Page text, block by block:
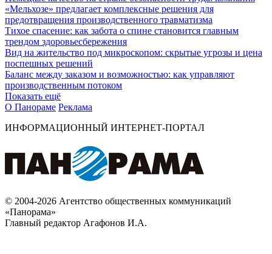
«Мельхозе» предлагает комплексные решения для
предотвращения производственного травматизма
Тихое спасение: как забота о спине становится главным
трендом здоровьесбережения
Вид на жительство под микроскопом: скрытые угрозы и цена
поспешных решений
Баланс между заказом и возможностью: как управляют
производственным потоком
Показать ещё
О Панораме Реклама
ИНФОРМАЦИОННЫЙ ИНТЕРНЕТ-ПОРТАЛ
© 2004-2026 Агентство общественных коммуникаций
«Панорама»
Главный редактор Агафонов И.А.